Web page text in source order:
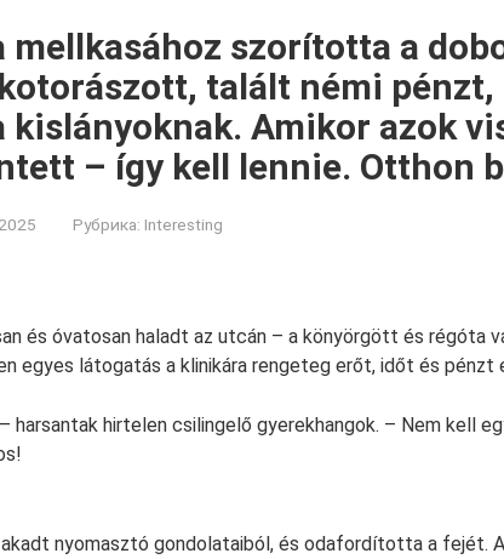
mellkasához szorította a
talált némi
kislányoknak. Amikor azok
– így kell lennie. Otthon
Рубрика: Interesting
és óvatosan haladt az utcán – a könyörgött és régóta
egyes látogatás a klinikára rengeteg erőt, időt és
harsantak hirtelen csilingelő gyerekhangok. – Nem kell
nyomasztó gondolataiból, és odafordította a fejét.